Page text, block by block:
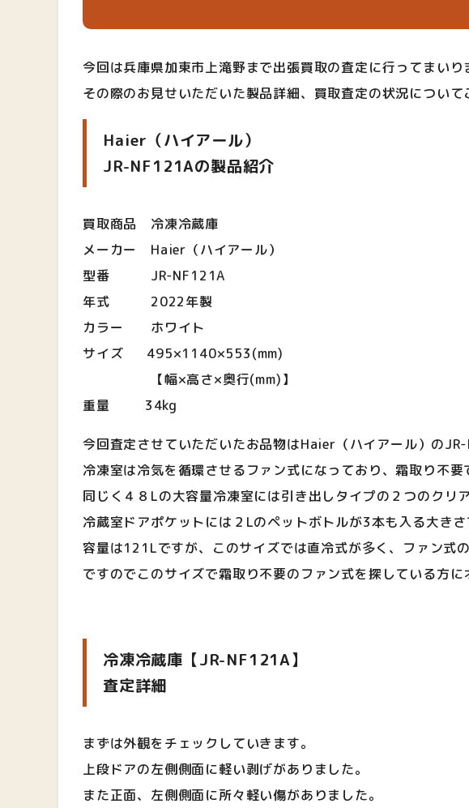
今回は兵庫県加東市上滝野まで出張買取の査定に行ってまいり
その際のお見せいただいた製品詳細、買取査定の状況について
Haier（ハイアール）
JR-NF121Aの製品紹介
買取商品 冷凍冷蔵庫
メーカー Haier（ハイアール）
型番 JR-NF121A
年式 2022年製
カラー ホワイト
サイズ 495×1140×553(mm)
【幅×高さ×奥行(mm)】
重量 34kg
今回査定させていただいたお品物はHaier（ハイアール）のJR-
冷凍室は冷気を循環させるファン式になっており、霜取り不要
同じく４８Lの大容量冷凍室には引き出しタイプの２つのクリ
冷蔵室ドアポケットには２Lのペットボトルが3本も入る大き
容量は121Lですが、このサイズでは直冷式が多く、ファン式
ですのでこのサイズで霜取り不要のファン式を探している方に
冷凍冷蔵庫【JR-NF121A】
査定詳細
まずは外観をチェックしていきます。
上段ドアの左側側面に軽い剥げがありました。
また正面、左側側面に所々軽い傷がありました。